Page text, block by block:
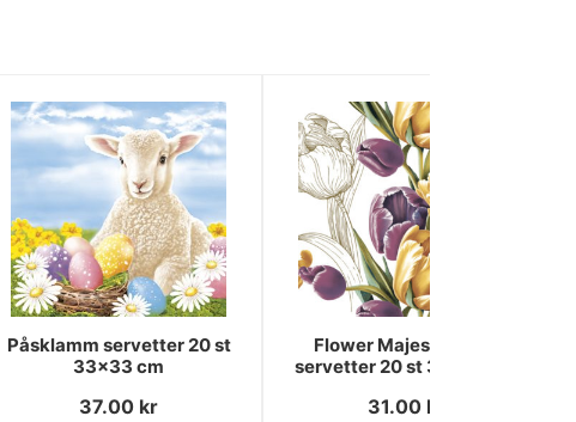
Påsklamm servetter 20 st
33x33 cm
37.00 kr
Flower Majestic Tulip
servetter 20 st 33x33 cm
31.00 kr